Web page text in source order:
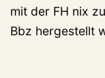
mit der FH nix
Bbz hergestellt